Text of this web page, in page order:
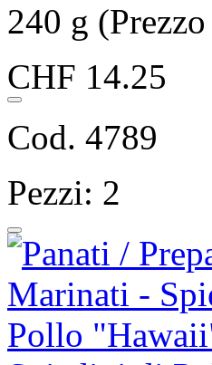
240 g
CHF 14.25
Cod. 4789
Pezzi: 2